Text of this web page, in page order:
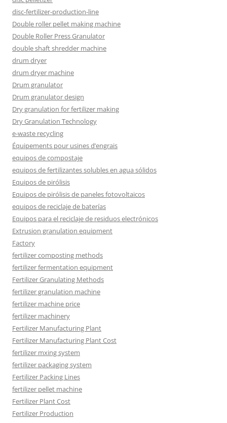
disc-fertilizer-production-line
Double roller pellet making machine
Double Roller Press Granulator
double shaft shredder machine
drum dryer
drum dryer machine
Drum granulator
Drum granulator design
Dry granulation for fertilizer making
Dry Granulation Technology
e-waste recycling
Équipements pour usines d’engrais
equipos de compostaje
equipos de fertilizantes solubles en agua sólidos
Equipos de pirólisis
Equipos de pirólisis de paneles fotovoltaicos
equipos de reciclaje de baterías
Equipos para el reciclaje de residuos electrónicos
Extrusion granulation equipment
Factory
fertilizer composting methods
fertilizer fermentation equipment
Fertilizer Granulating Methods
fertilizer granulation machine
fertilizer machine price
fertilizer machinery
Fertilizer Manufacturing Plant
Fertilizer Manufacturing Plant Cost
fertilizer mxing system
fertilizer packaging system
Fertilizer Packing Lines
fertilizer pellet machine
Fertilizer Plant Cost
Fertilizer Production